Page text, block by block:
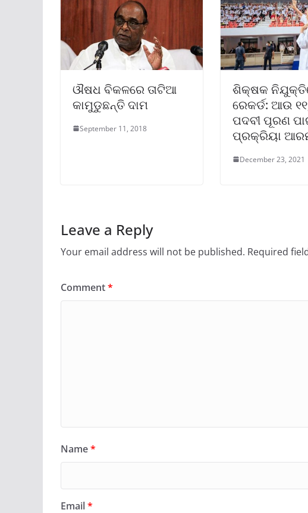
ଔଷଧ ବିକଳରେ ତାଟିଆ
କାମୁଡୁଛନ୍ତି ଦାମ
September 11, 2018
ଶିକ୍ଷକ
ରେକର୍ଡ: ଆଉ
ପଦବୀ ପୂରଣ
ପ୍ରକ୍ରିୟା
December 23, 2021
Leave a Reply
Your email address will not be published. Required
Comment*
Name*
Email*